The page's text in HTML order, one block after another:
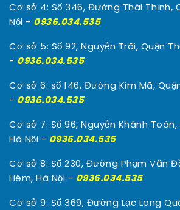
Cơ sở 4: Số 346, Đường Thái Thịnh,
Nội - 0936.034.535
Cơ sở 5: Số 92, Nguyễn Trãi, Quận
- 0936.034.535
Cơ sở 6: số 146, Đường Kim Mã,
- 0936.034.535
Cơ sở 7: Số 96, Nguyễn Khánh Toàn,
Hà Nội - 0936.034.535
Cơ sở 8: Số 230, Đường Phạm Văn
Liêm, Hà Nội - 0936.034.535
Cơ sở 9: Số 369, Đường Lạc Long